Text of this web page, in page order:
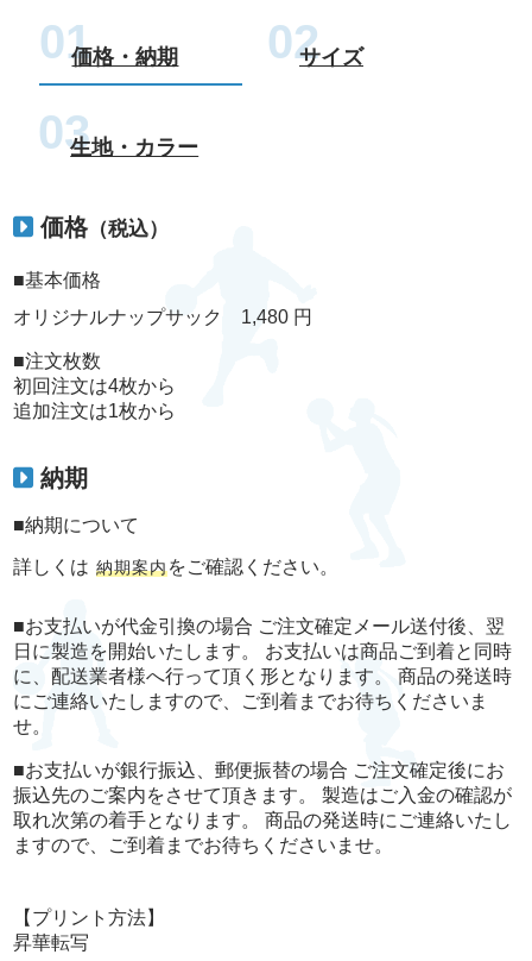
価格・納期 サイズ
生地・カラー
価格 （税込）
■基本価格
オリジナルナップサック 1,480 円
■注文枚数
初回注文は4枚から
追加注文は1枚から
納期
■納期について
詳しくは 納期案内をご確認ください。
■お支払いが代金引換の場合 ご注文確定メール送付後、翌
日に製造を開始いたします。 お支払いは商品ご到着と同時
に、配送業者様へ行って頂く形となります。 商品の発送時
にご連絡いたしますので、ご到着までお待ちくださいま
せ。
■お支払いが銀行振込、郵便振替の場合 ご注文確定後にお
振込先のご案内をさせて頂きます。 製造はご入金の確認が
取れ次第の着手となります。 商品の発送時にご連絡いたし
ますので、ご到着までお待ちくださいませ。
【プリント方法】
昇華転写